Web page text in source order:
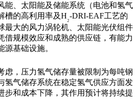
能、太阳能及储能系统（电池和氢气
槽的高利用率及H₂-DRI-EAF工艺的
最大的风力涡轮机、太阳能光伏组件
借规模效应和成熟的供应链，有能力
基础设施。
虑，压力氢气储存量被限制为每吨钢
氢气储存系统在稳定氢气供应方面发
步和成本下降，其作用预计将持续提